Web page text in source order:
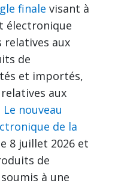
finale visant à
électronique
relatives aux
de
et importés,
aux
Le nouveau
de la
8 juillet 2026 et
de
à une